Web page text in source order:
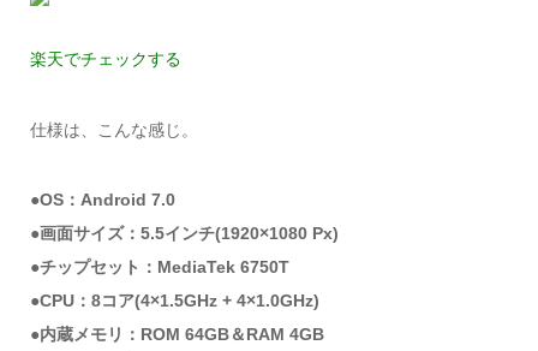
楽天でチェックする
仕様は、こんな感じ。
●OS：Android 7.0
●画面サイズ：5.5インチ(1920×1080 Px)
●チップセット：MediaTek 6750T
●CPU：8コア(4×1.5GHz + 4×1.0GHz)
●内蔵メモリ：ROM 64GB＆RAM 4GB